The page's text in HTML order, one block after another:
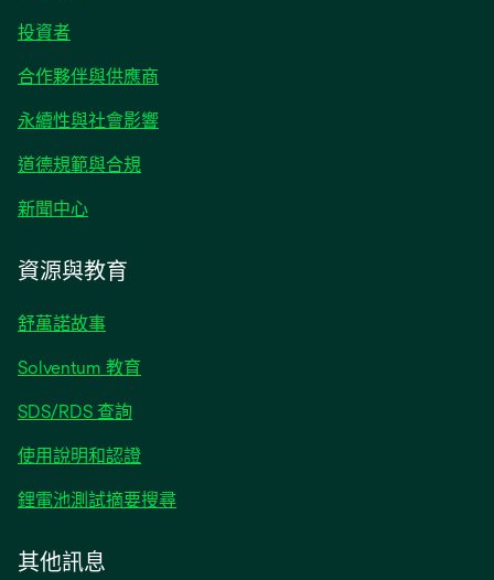
投資者opens
a
new
合作夥伴與供應商
永續性與社會影響
道德規範與合規
新聞中心opens
a
new
tab
資源與教育
舒萬諾故事
Solventum 教育
SDS/RDS 查詢
a
new
使用說明和認證opens
a
鋰電池測試摘要搜尋opens
其他訊息